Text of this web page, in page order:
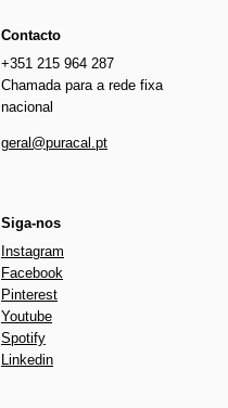
Contacto
+351 215 964 287
Chamada para a rede fixa
nacional
geral@puracal.pt
Siga-nos
Instagram
Facebook
Pinterest
Youtube
Spotify
Linkedin